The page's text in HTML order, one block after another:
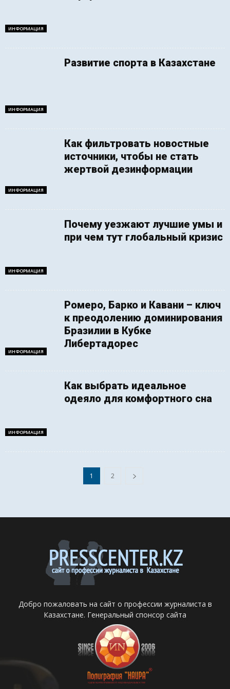
ИНФОРМАЦИЯ
ИНФОРМАЦИЯ
Развитие спорта в Казахстане
ИНФОРМАЦИЯ
Как фильтровать новостные
источники, чтобы не стать
жертвой дезинформации
ИНФОРМАЦИЯ
Почему уезжают лучшие умы и
при чем тут глобальный кризис
ИНФОРМАЦИЯ
Ромеро, Барко и Кавани – ключ
к преодолению доминирования
Бразилии в Кубке
Либертадорес
ИНФОРМАЦИЯ
Как выбрать идеальное
одеяло для комфортного сна
1 2
Добро пожаловать на сайт о профессии журналиста в
Казахстане. Генеральный спонсор сайта